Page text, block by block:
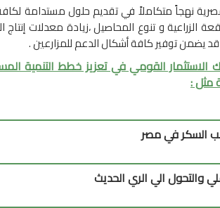
نهجاً متكاملاً في تقديم حلول مستدامة
الزراعية و تنوع المحاصيل ،زيادة معدلات إنتاج
يضمن توفير كافة أشكال الدعم للمزارعين .
القومي في تعزيز خطط التنمية
مثل :
السكر في مصر
والتحول الي الري الحديث